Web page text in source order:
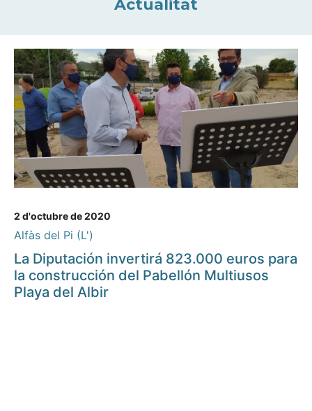
Actualitat
2 d'octubre de 2020
Alfàs del Pi (L')
La Diputación invertirá 823.000 euros para
la construcción del Pabellón Multiusos
Playa del Albir